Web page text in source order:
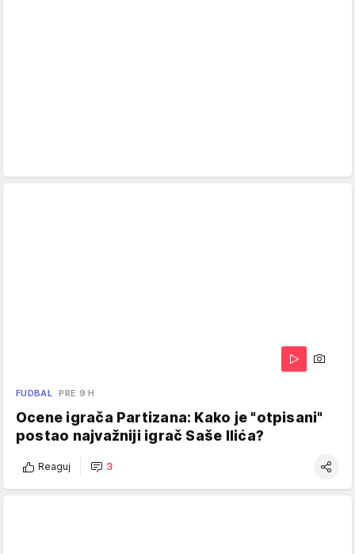
FUDBAL PRE 9 H
Ocene igrača Partizana: Kako je "otpisani"
postao najvažniji igrač Saše Ilića?
Reaguj 3